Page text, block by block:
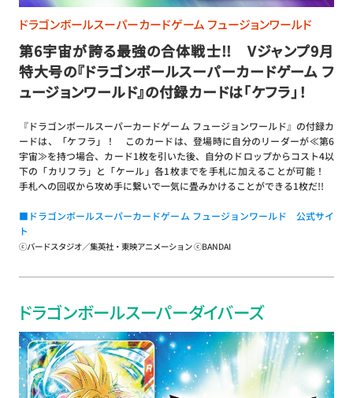
ドラゴンボールスーパーカードゲーム フュージョンワールド
第6宇宙が誇る最強の合体戦士!! Vジャンプ9月
特大号の『ドラゴンボールスーパーカードゲーム フ
ュージョンワールド』の付録カードは「ケフラ」！
『ドラゴンボールスーパーカードゲーム フュージョンワールド』の付録カ
ードは、「ケフラ」！ このカードは、登場時に自分のリーダーが≪第6
宇宙≫を持つ場合、カード1枚を引いた後、自分のドロップからコスト4以
下の「カリフラ」と「ケール」各1枚までを手札に加えることが可能！
手札への回収から攻め手に繋いで一気に畳みかけることができる1枚だ!!
■ドラゴンボールスーパーカードゲーム フュージョンワールド 公式サイ
ト
ⓒバードスタジオ／集英社・東映アニメーション ⓒBANDAI
ドラゴンボールスーパーダイバーズ